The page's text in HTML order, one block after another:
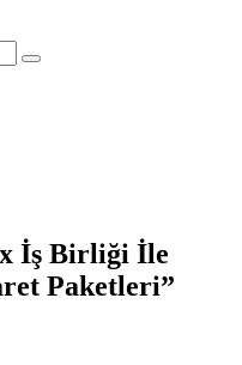
İş Birliği İle
Paketleri”